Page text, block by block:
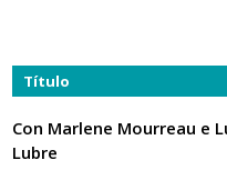
Título
Con Marlene Mourreau e
Lubre